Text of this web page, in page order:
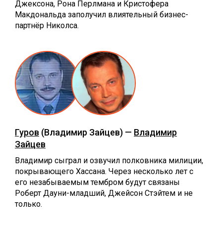
Джексона, Рона Перлмана и Кристофера
Макдональда заполучил влиятельный бизнес-
партнёр Николса.
Гуров (Владимир Зайцев) — Владимир
Зайцев
Владимир сыграл и озвучил полковника милиции,
покрывающего Хассана. Через несколько лет с
его незабываемым тембром будут связаны
Роберт Дауни-младший, Джейсон Стэйтем и не
только.